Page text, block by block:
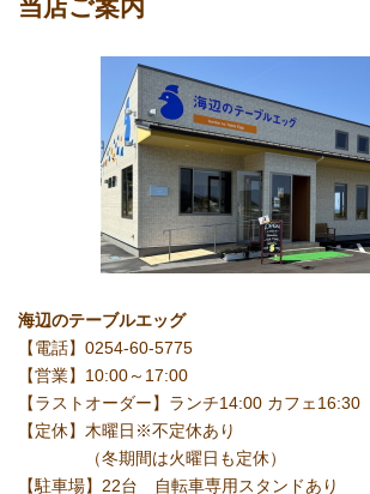
海辺のテーブルエッグ
【電話】0254-60-5775
【営業】10:00～17:00
【ラストオーダー】ランチ14:00 カフェ16:30
【定休】木曜日※不定休あり
（冬期間は火曜日も定休）
【駐車場】22台 自転車専用スタンドあり